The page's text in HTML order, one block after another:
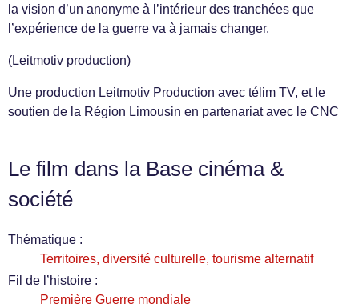
la vision d’un anonyme à l’intérieur des tranchées que
l’expérience de la guerre va à jamais changer.
(Leitmotiv production)
Une production Leitmotiv Production avec télim TV, et le
soutien de la Région Limousin en partenariat avec le CNC
Le film dans la Base cinéma &
société
Thématique :
Territoires, diversité culturelle, tourisme alternatif
Fil de l’histoire :
Première Guerre mondiale